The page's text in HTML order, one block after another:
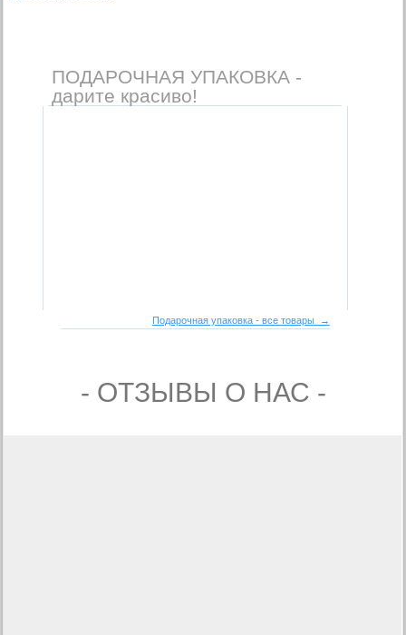
ПОДАРОЧНАЯ УПАКОВКА -
дарите красиво!
Подарочная упаковка - все товары →
- ОТЗЫВЫ О НАС -